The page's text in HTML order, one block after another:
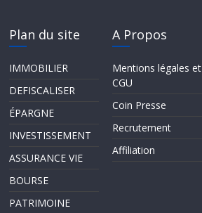
Plan du site
IMMOBILIER
DEFISCALISER
ÉPARGNE
INVESTISSEMENT
ASSURANCE VIE
BOURSE
PATRIMOINE
A Propos
Mentions légales et
CGU
Coin Presse
Recrutement
Affiliation